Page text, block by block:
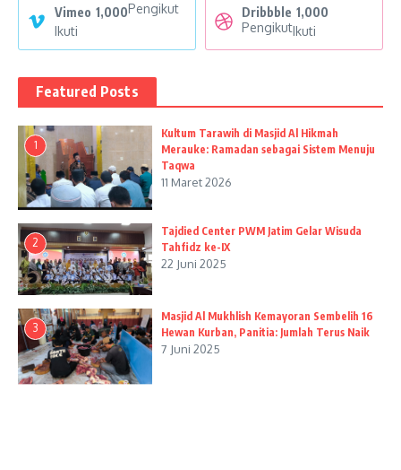
Vimeo 1,000Pengikut
Ikuti
Dribbble 1,000
Pengikut Ikuti
Featured Posts
1
Kultum Tarawih di Masjid Al Hikmah
Merauke: Ramadan sebagai Sistem Menuju
Taqwa
11 Maret 2026
2
Tajdied Center PWM Jatim Gelar Wisuda
Tahfidz ke-IX
22 Juni 2025
3
Masjid Al Mukhlish Kemayoran Sembelih 16
Hewan Kurban, Panitia: Jumlah Terus Naik
7 Juni 2025